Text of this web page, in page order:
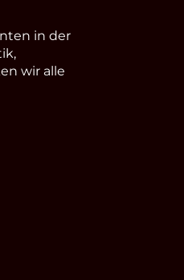
in der
wir alle